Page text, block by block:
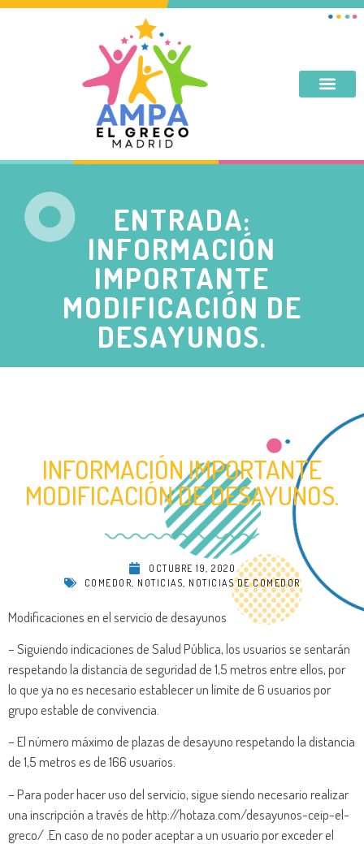
ENTRADA:
INFORMACIÓN
IMPORTANTE
MODIFICACIÓN DE
DESAYUNOS.
INFORMACIÓN IMPORTANTE
MODIFICACIÓN DE DESAYUNOS.
OCTUBRE 19, 2020
COMEDOR NOTICIAS NOTICIAS DE COMEDOR
Modificaciones en el servicio de desayunos
– Siguiendo indicaciones de Salud Pública, los usuarios se sentarán
respetando la distancia de seguridad de 1,5 metros entre ellos, por
lo que ya no es necesario establecer un límite de 6 usuarios por
grupo estable de convivencia.
– El número máximo de plazas de desayuno respetando la distancia
de 1,5 metros es de 166 usuarios.
– Para poder hacer uso del servicio, sigue siendo necesario realizar
una inscripción a través de http://hotaza.com/desayunos-ceip-el-
greco/ .En caso de no poder aceptar a un usuario por exceder el